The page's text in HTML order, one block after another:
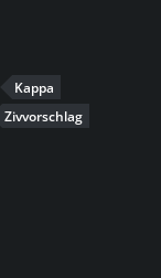
Kappa
Zivvorschlag